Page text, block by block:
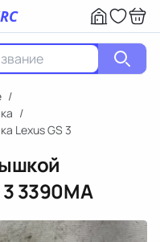
/
/
Lexus GS 3
3390MA